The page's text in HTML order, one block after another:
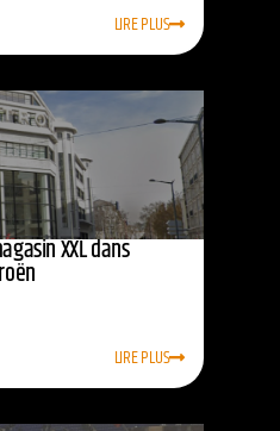
LIRE PLUS
XXL dans
LIRE PLUS